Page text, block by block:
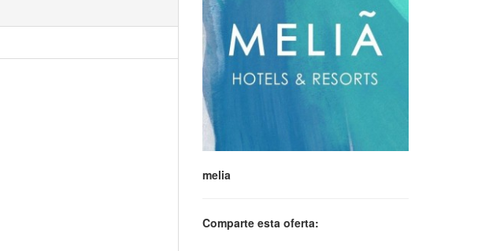
melia
Comparte esta oferta: